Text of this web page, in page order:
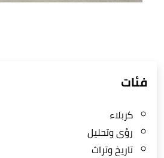
فئات
كربلاء
رؤى وتحليل
تاريخ وتراث